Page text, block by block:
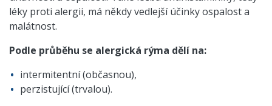
léky proti alergii, má někdy vedlejší účinky ospalost a
malátnost.
Podle průběhu se alergická rýma dělí na:
intermitentní (občasnou),
perzistující (trvalou).